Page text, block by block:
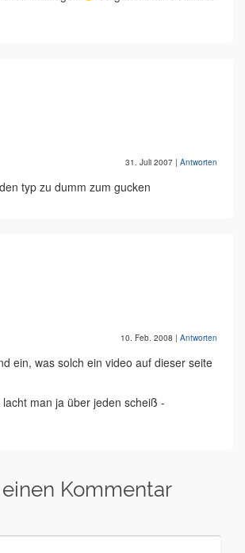
31. Juli 2007 | Antworten
typ zu dumm zum gucken
10. Feb. 2008 | Antworten
ein, was solch ein video auf dieser seite
man ja über jeden scheiß -
Kommentar